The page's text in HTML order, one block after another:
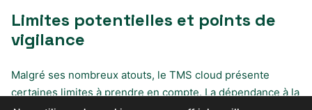
Limites potentielles et points de
vigilance
Malgré ses nombreux atouts, le TMS cloud présente
certaines limites à prendre en compte. La dépendance à la